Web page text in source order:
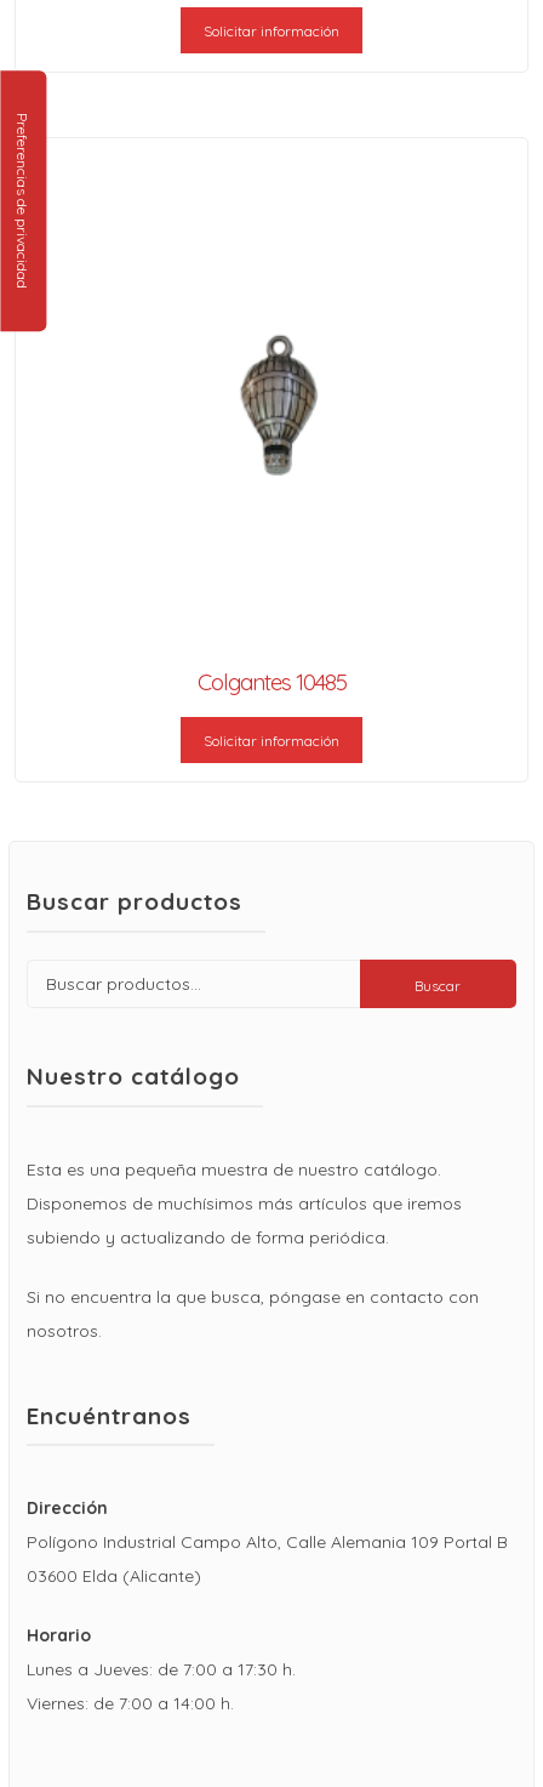
Solicitar información
Colgantes 10485
Solicitar información
Buscar productos
Buscar
Buscar
Nuestro catálogo
Esta es una pequeña muestra de nuestro catálogo.
Disponemos de muchísimos más artículos que iremos
subiendo y actualizando de forma periódica.
Si no encuentra la que busca, póngase en contacto con
nosotros.
Encuéntranos
Dirección
Polígono Industrial Campo Alto, Calle Alemania 109 Portal B
03600 Elda (Alicante)
Horario
Lunes a Jueves: de 7:00 a 17:30 h.
Viernes: de 7:00 a 14:00 h.